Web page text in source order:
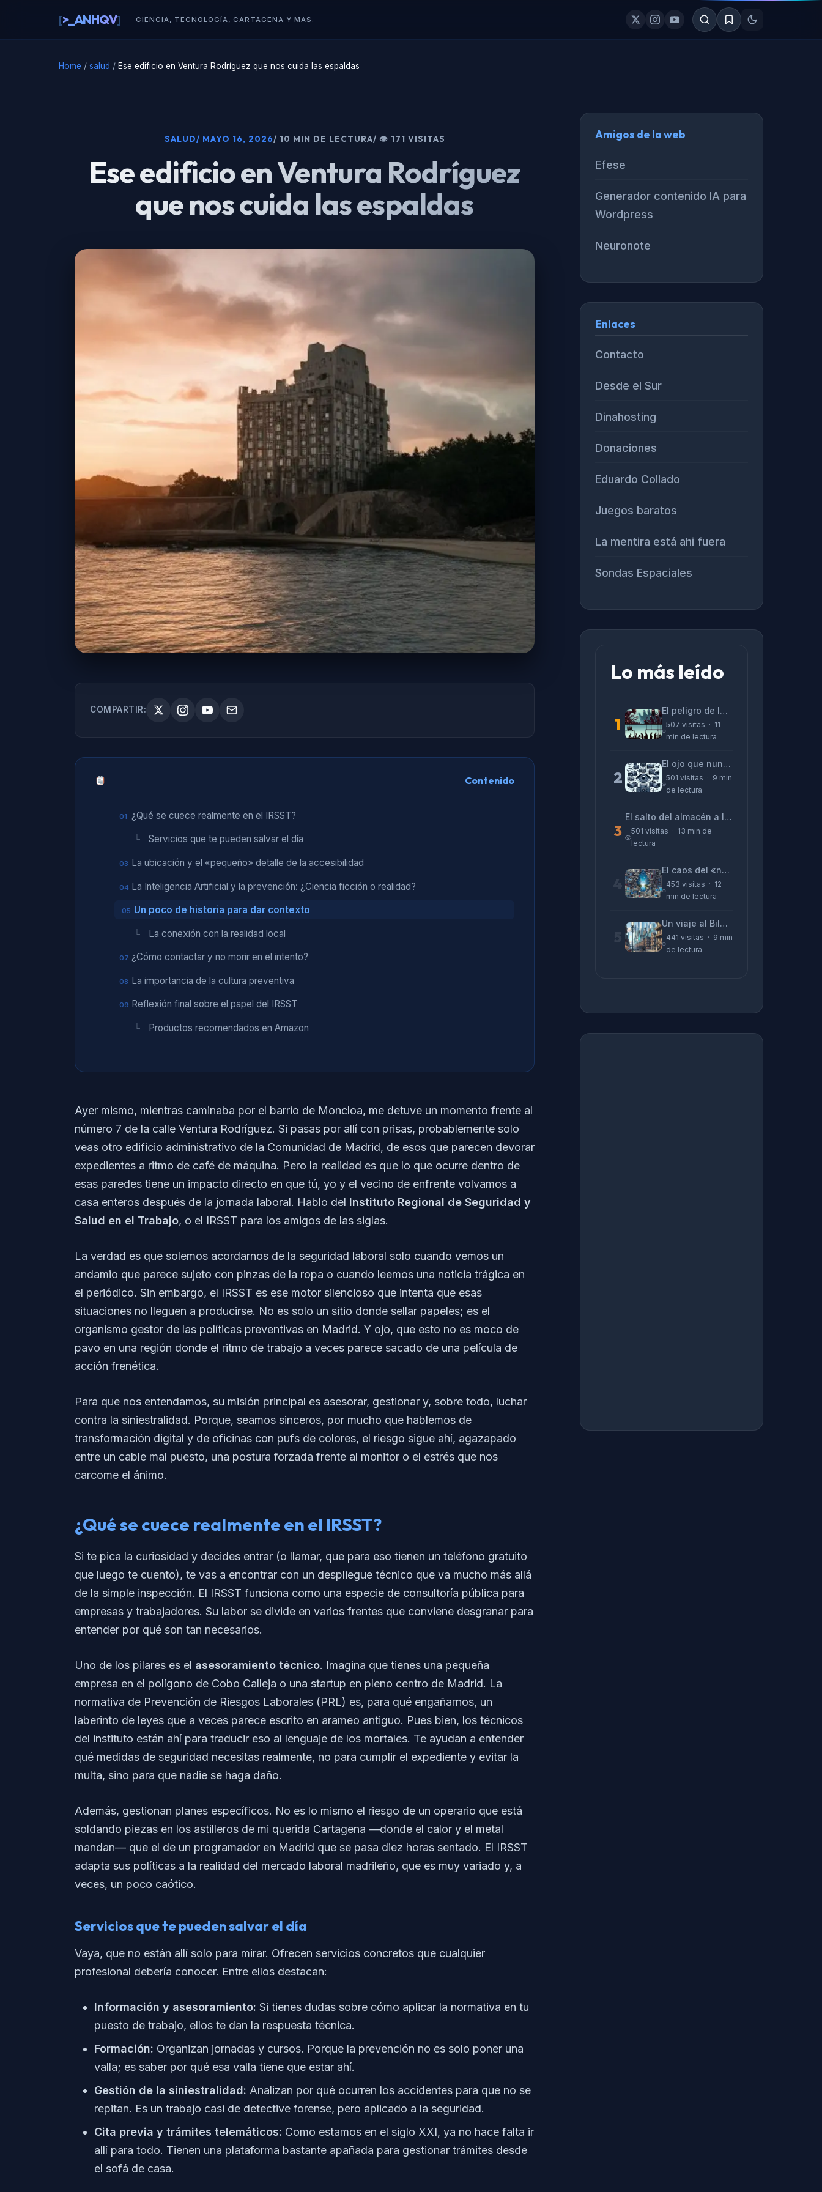
[>_ANHQV] CIENCIA, TECNOLOGÍA, CARTAGENA Y MAS.
Home / salud / Ese edificio en Ventura Rodríguez que nos cuida las espaldas
SALUD/ MAYO 16, 2026/ 10 MIN DE LECTURA/ 👁 171 VISITAS
Ese edificio en Ventura Rodríguez
que nos cuida las espaldas
COMPARTIR:
Contenido
¿Qué se cuece realmente en el IRSST?
Servicios que te pueden salvar el día
La ubicación y el «pequeño» detalle de la accesibilidad
La Inteligencia Artificial y la prevención: ¿Ciencia ficción o realidad?
Un poco de historia para dar contexto
La conexión con la realidad local
¿Cómo contactar y no morir en el intento?
La importancia de la cultura preventiva
Reflexión final sobre el papel del IRSST
Productos recomendados en Amazon
Ayer mismo, mientras caminaba por el barrio de Moncloa, me detuve un momento frente al
número 7 de la calle Ventura Rodríguez. Si pasas por allí con prisas, probablemente solo
veas otro edificio administrativo de la Comunidad de Madrid, de esos que parecen devorar
expedientes a ritmo de café de máquina. Pero la realidad es que lo que ocurre dentro de
esas paredes tiene un impacto directo en que tú, yo y el vecino de enfrente volvamos a
casa enteros después de la jornada laboral. Hablo del Instituto Regional de Seguridad y
Salud en el Trabajo, o el IRSST para los amigos de las siglas.
La verdad es que solemos acordarnos de la seguridad laboral solo cuando vemos un
andamio que parece sujeto con pinzas de la ropa o cuando leemos una noticia trágica en
el periódico. Sin embargo, el IRSST es ese motor silencioso que intenta que esas
situaciones no lleguen a producirse. No es solo un sitio donde sellar papeles; es el
organismo gestor de las políticas preventivas en Madrid. Y ojo, que esto no es moco de
pavo en una región donde el ritmo de trabajo a veces parece sacado de una película de
acción frenética.
Para que nos entendamos, su misión principal es asesorar, gestionar y, sobre todo, luchar
contra la siniestralidad. Porque, seamos sinceros, por mucho que hablemos de
transformación digital y de oficinas con pufs de colores, el riesgo sigue ahí, agazapado
entre un cable mal puesto, una postura forzada frente al monitor o el estrés que nos
carcome el ánimo.
¿Qué se cuece realmente en el IRSST?
Si te pica la curiosidad y decides entrar (o llamar, que para eso tienen un teléfono gratuito
que luego te cuento), te vas a encontrar con un despliegue técnico que va mucho más allá
de la simple inspección. El IRSST funciona como una especie de consultoría pública para
empresas y trabajadores. Su labor se divide en varios frentes que conviene desgranar para
entender por qué son tan necesarios.
Uno de los pilares es el asesoramiento técnico. Imagina que tienes una pequeña
empresa en el polígono de Cobo Calleja o una startup en pleno centro de Madrid. La
normativa de Prevención de Riesgos Laborales (PRL) es, para qué engañarnos, un
laberinto de leyes que a veces parece escrito en arameo antiguo. Pues bien, los técnicos
del instituto están ahí para traducir eso al lenguaje de los mortales. Te ayudan a entender
qué medidas de seguridad necesitas realmente, no para cumplir el expediente y evitar la
multa, sino para que nadie se haga daño.
Además, gestionan planes específicos. No es lo mismo el riesgo de un operario que está
soldando piezas en los astilleros de mi querida Cartagena —donde el calor y el metal
mandan— que el de un programador en Madrid que se pasa diez horas sentado. El IRSST
adapta sus políticas a la realidad del mercado laboral madrileño, que es muy variado y, a
veces, un poco caótico.
Servicios que te pueden salvar el día
Vaya, que no están allí solo para mirar. Ofrecen servicios concretos que cualquier
profesional debería conocer. Entre ellos destacan:
Información y asesoramiento: Si tienes dudas sobre cómo aplicar la normativa en tu
puesto de trabajo, ellos te dan la respuesta técnica.
Formación: Organizan jornadas y cursos. Porque la prevención no es solo poner una
valla; es saber por qué esa valla tiene que estar ahí.
Gestión de la siniestralidad: Analizan por qué ocurren los accidentes para que no se
repitan. Es un trabajo casi de detective forense, pero aplicado a la seguridad.
Cita previa y trámites telemáticos: Como estamos en el siglo XXI, ya no hace falta ir
allí para todo. Tienen una plataforma bastante apañada para gestionar trámites desde
el sofá de casa.
Amigos de la web
Efese
Generador contenido IA para
Wordpress
Neuronote
Enlaces
Contacto
Desde el Sur
Dinahosting
Donaciones
Eduardo Collado
Juegos baratos
La mentira está ahi fuera
Sondas Espaciales
Lo más leído
1
El peligro de las «alucinaciones» y el CV prefabricado
507 visitas · 11
min de lectura
2
El ojo que nunca parpadea: lo que nos cuentan las cámaras de Lizeth Marzano
501 visitas · 9 min
de lectura
3
El salto del almacén a la terminal: La realidad de reinventarse en tecnología
501 visitas · 13 min de
lectura
El caos del «no funciona nada» y la realidad tras la pantalla
453 visitas · 12
min de lectura
Un viaje al Bilbao de 2026 con sabor a 1895
441 visitas · 9 min
de lectura